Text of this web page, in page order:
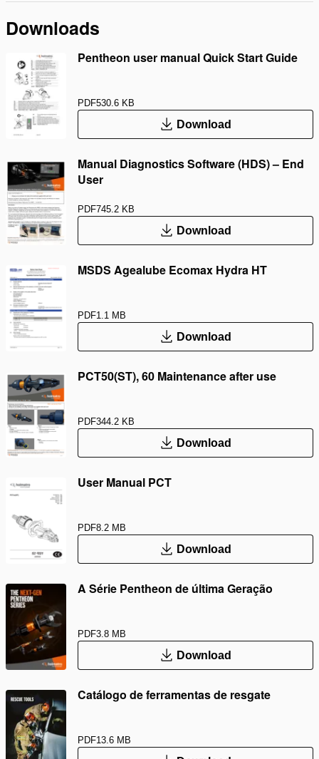
Downloads
Pentheon user manual Quick Start Guide
PDF530.6 KB
Download
Manual Diagnostics Software (HDS) – End
User
PDF745.2 KB
Download
MSDS Agealube Ecomax Hydra HT
PDF1.1 MB
Download
PCT50(ST), 60 Maintenance after use
PDF344.2 KB
Download
User Manual PCT
PDF8.2 MB
Download
A Série Pentheon de última Geração
PDF3.8 MB
Download
Catálogo de ferramentas de resgate
PDF13.6 MB